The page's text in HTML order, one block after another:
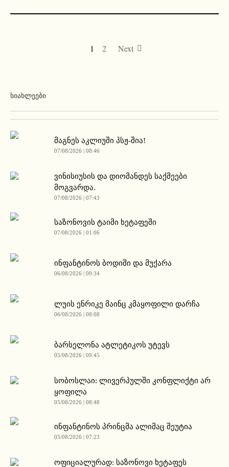
1 2 Next
ᲡᲘᲐᲮᲚᲔᲔᲑᲘ
მაგნეს აკლიუში პსჟ-შია!
07/08/2026 | 08:46
ვინისიუსის და დიომანდეს საქმეები
მოგვარდა.
07/08/2026 | 07:43
საზონოვის ტაიმი ხეტაფეში
07/08/2026 | 01:06
ინფანტინოს ბოდიში და მუქარა
06/08/2026 | 09:34
ლუის ენრიკე მაინც კმაყოფილი დარჩა
06/08/2026 | 08:08
ბარსელონა ატლეტიკოს უტევს
05/08/2026 | 09:45
სობოსლაი: ლივერპულში კონფლიქტი არ
ყოფილა
05/08/2026 | 08:48
ინფანტინოს პრინცმა ალიმაც შეუტია
05/08/2026 | 07:23
ოფიციალურად: საზონოვი ხეტაფეს